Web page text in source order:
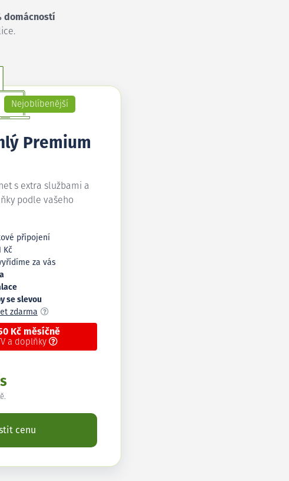
domácností
Nejoblíbenější
Premium
s extra službami a
podle vašeho
připojení
Kč
za vás
se slevou
zdarma
Kč měsíčně
a doplňky
cenu